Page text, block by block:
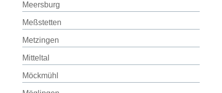
Meersburg
Meßstetten
Metzingen
Mitteltal
Möckmühl